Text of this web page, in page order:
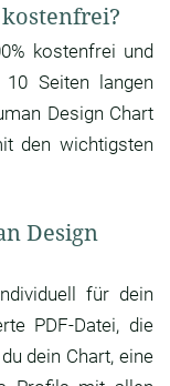
kostenfrei und
Seiten langen
Design Chart
den wichtigsten
Design
für dein
PDF-Datei, die
dein Chart, eine